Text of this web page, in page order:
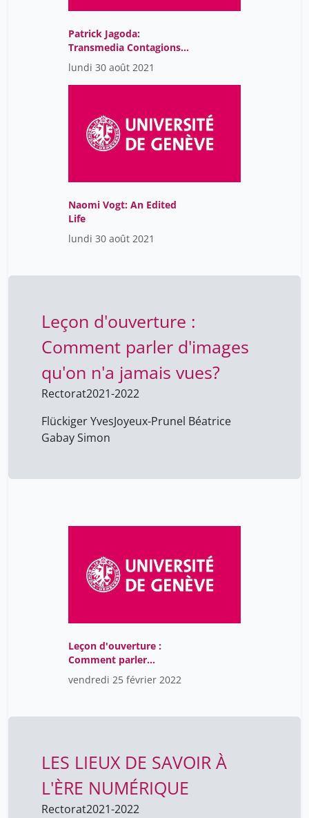
Patrick Jagoda:
Transmedia Contagions:
Alternate Reality Games
as Engines of Networked
Collectivity"
lundi 30 août 2021
Naomi Vogt: An Edited
Life
lundi 30 août 2021
Leçon d'ouverture :
Comment parler d'images
qu'on n'a jamais vues?
Rectorat2021-2022
Flückiger YvesJoyeux-Prunel Béatrice
Gabay Simon
Leçon d'ouverture :
Comment parler
d'images qu'on n'a
jamais vues?
vendredi 25 février 2022
LES LIEUX DE SAVOIR À
L'ÈRE NUMÉRIQUE
Rectorat2021-2022